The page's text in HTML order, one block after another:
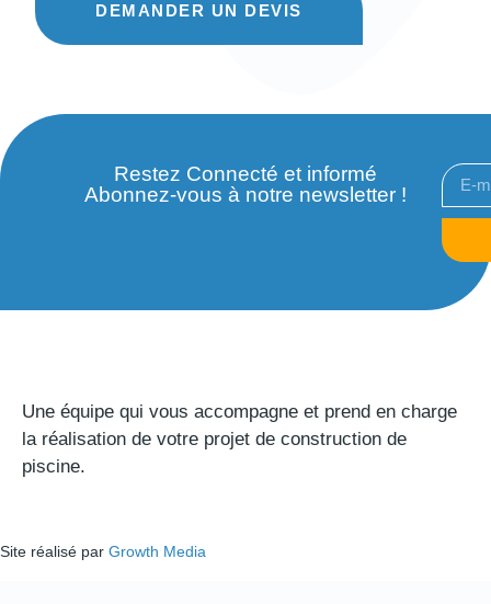
DEMANDER UN DEVIS
Restez Connecté et informé
Abonnez-vous à notre newsletter !
Une équipe qui vous accompagne et prend en charge
la réalisation de votre projet de construction de
piscine.
Site réalisé par Growth Media